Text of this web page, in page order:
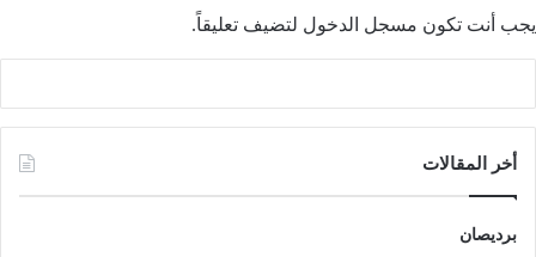
يجب أنت تكون مسجل الدخول لتضيف تعليقاً.
أخر المقالات
برديصان